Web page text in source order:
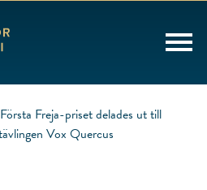
Första Freja-priset delades ut till
Vox Quercus